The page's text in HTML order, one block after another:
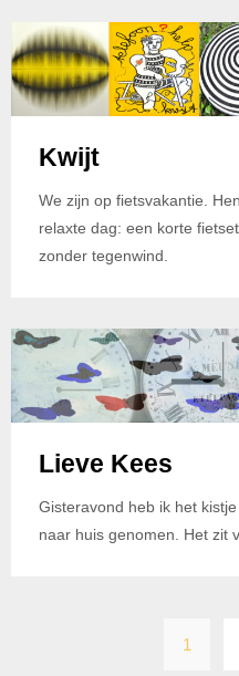
Kwijt
We zijn op fietsvakantie.
relaxte dag: een korte
zonder tegenwind.
Lieve Kees
Gisteravond heb ik het
naar huis genomen. Het zit
1